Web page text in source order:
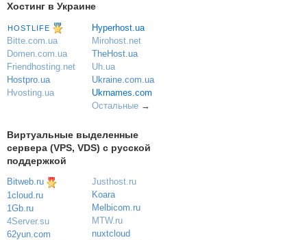
Хостинг в Украине
HOSTLIFE
Bitte.com.ua
Domen.com.ua
Friendhosting.net
Hostpro.ua
Hvosting.ua
Hyperhost.ua
Mirohost.net
TheHost.ua
Uh.ua
Ukraine.com.ua
Ukrnames.com
Остальные→
Виртуальные выделенные
сервера (VPS, VDS) с русской
поддержкой
Bitweb.ru
1cloud.ru
1Gb.ru
4Server.su
62yun.com
Justhost.ru
Koara
Melbicom.ru
MTW.ru
nuxtcloud